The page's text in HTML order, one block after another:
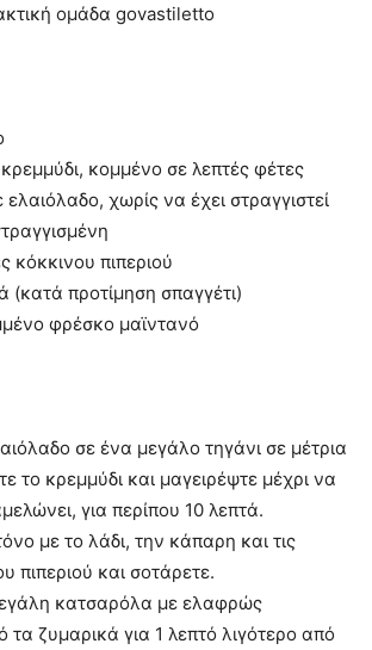
ομάδα govastiletto
κομμένο σε λεπτές φέτες
χωρίς να έχει στραγγιστεί
κόκκινου πιπεριού
(κατά προτίμηση σπαγγέτι)
φρέσκο μαϊντανό
σε ένα μεγάλο τηγάνι σε μέτρια
το κρεμμύδι και μαγειρέψτε μέχρι να
για περίπου 10 λεπτά.
με το λάδι, την κάπαρη και τις
πιπεριού και σοτάρετε.
κατσαρόλα με ελαφρώς
τα ζυμαρικά για 1 λεπτό λιγότερο από